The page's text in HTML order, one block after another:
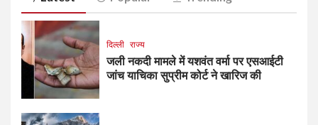
दिल्ली राज्य
जली नकदी मामले में यशवंत वर्मा पर एसआईटी
जांच याचिका सुप्रीम कोर्ट ने खारिज की